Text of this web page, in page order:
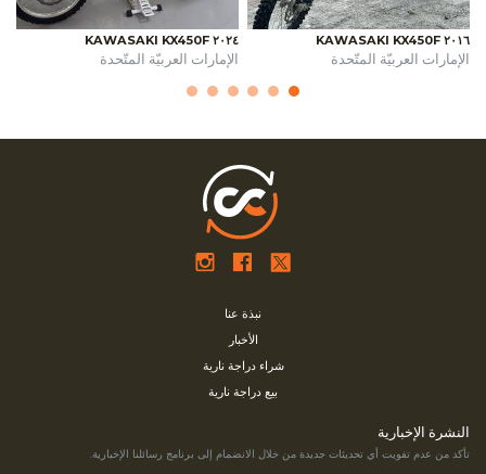
٢٠١٦ KAWASAKI KX450F
الإمارات العربيّة المتّحدة
٢٠٢٤ KAWASAKI KX450F
الإمارات العربيّة المتّحدة
نبذة عنا
الأخبار
شراء دراجة نارية
بيع دراجة نارية
النشرة الإخبارية
تأكد من عدم تفويت أي تحديثات جديدة من خلال الانضمام إلى برنامج رسائلنا الإخبارية.